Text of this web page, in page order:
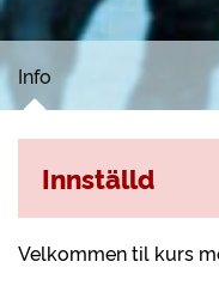
Info
Velkommen til kurs
Innställd